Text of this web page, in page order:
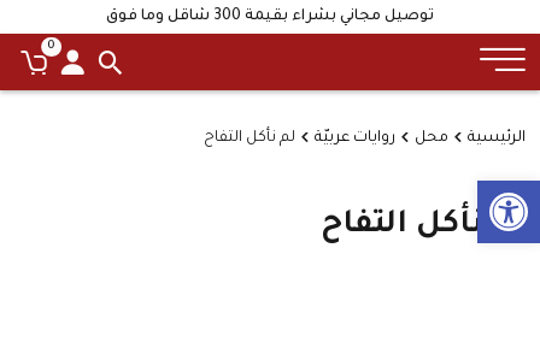
Open toolbar
توصيل مجاني بشراء بقيمة 300 شاقل وما فوق
0
الرئيسية محل روايات عربيّة لم نأكل التفاح
لم نأكل التفاح